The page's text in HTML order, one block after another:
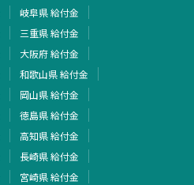
岐阜県 給付金
三重県 給付金
大阪府 給付金
和歌山県 給付金
岡山県 給付金
徳島県 給付金
高知県 給付金
長崎県 給付金
宮崎県 給付金